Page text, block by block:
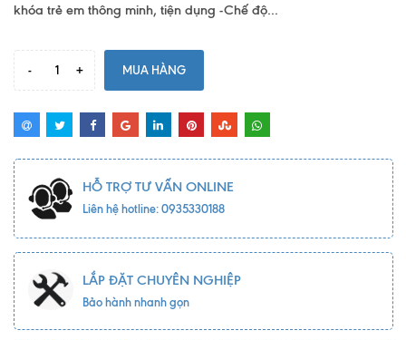
khóa trẻ em thông minh, tiện dụng -Chế độ...
- + MUA HÀNG
HỖ TRỢ TƯ VẤN ONLINE
Liên hệ hotline: 0935330188
LẮP ĐẶT CHUYÊN NGHIỆP
Bảo hành nhanh gọn